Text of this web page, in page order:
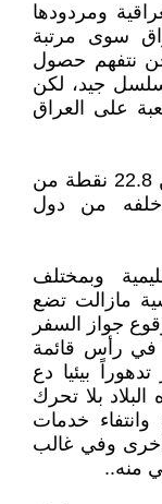
ومردودها
سوى مرتبة
نتفهم حصول
جيد، لكن
على العراق
ولم يترك العراق الذي لم يجمع أكثر من 22.8 نقطة من
خلفه من دول
وبمختلف
مازالت تضع
جواز السفر
في رأس قائمة
بيئيا دع
بلا تحرك
وانتفاء خدمات
وفي غالب
منه..